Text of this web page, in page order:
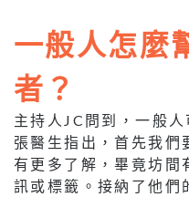
一般人怎麼
者？
主持人JC問到，一般
張醫生指出，首先我們
有更多了解，畢竟坊間
訊或標籤。接納了他們